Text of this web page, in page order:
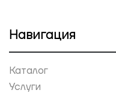
Навигация
Каталог
Услуги